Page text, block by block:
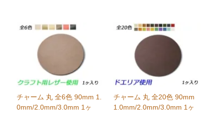
チャーム 丸 全6色 90mm 1.
0mm/2.0mm/3.0mm 1ヶ
チャーム 丸 全20色 90mm
1.0mm/2.0mm/3.0mm 1ヶ